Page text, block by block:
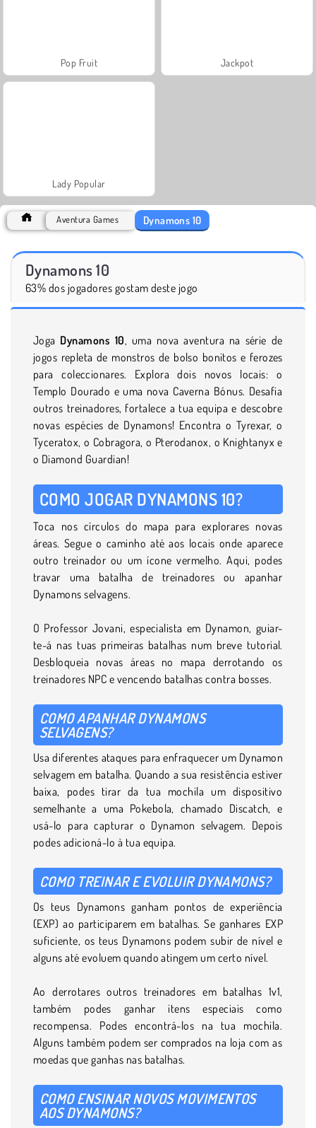
Pop Fruit Jackpot
Lady Popular
Aventura Games Dynamons 10
Dynamons 10
63% dos jogadores gostam deste jogo
Joga Dynamons 10, uma nova aventura na série de
jogos repleta de monstros de bolso bonitos e ferozes
para coleccionares. Explora dois novos locais: o
Templo Dourado e uma nova Caverna Bónus. Desafia
outros treinadores, fortalece a tua equipa e descobre
novas espécies de Dynamons! Encontra o Tyrexar, o
Tyceratox, o Cobragora, o Pterodanox, o Knightanyx e
o Diamond Guardian!
COMO JOGAR DYNAMONS 10?
Toca nos círculos do mapa para explorares novas
áreas. Segue o caminho até aos locais onde aparece
outro treinador ou um ícone vermelho. Aqui, podes
travar uma batalha de treinadores ou apanhar
Dynamons selvagens.
O Professor Jovani, especialista em Dynamon, guiar-
te-á nas tuas primeiras batalhas num breve tutorial.
Desbloqueia novas áreas no mapa derrotando os
treinadores NPC e vencendo batalhas contra bosses.
COMO APANHAR DYNAMONS
SELVAGENS?
Usa diferentes ataques para enfraquecer um Dynamon
selvagem em batalha. Quando a sua resistência estiver
baixa, podes tirar da tua mochila um dispositivo
semelhante a uma Pokebola, chamado Discatch, e
usá-lo para capturar o Dynamon selvagem. Depois
podes adicioná-lo à tua equipa.
COMO TREINAR E EVOLUIR DYNAMONS?
Os teus Dynamons ganham pontos de experiência
(EXP) ao participarem em batalhas. Se ganhares EXP
suficiente, os teus Dynamons podem subir de nível e
alguns até evoluem quando atingem um certo nível.
Ao derrotares outros treinadores em batalhas 1v1,
também podes ganhar itens especiais como
recompensa. Podes encontrá-los na tua mochila.
Alguns também podem ser comprados na loja com as
moedas que ganhas nas batalhas.
COMO ENSINAR NOVOS MOVIMENTOS
AOS DYNAMONS?